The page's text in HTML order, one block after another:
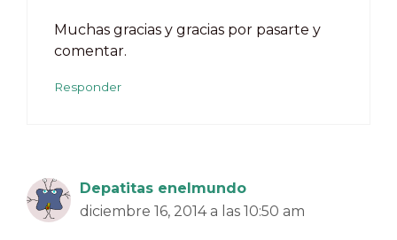
Muchas gracias y gracias por pasarte y
comentar.
Responder
Depatitas enelmundo
diciembre 16, 2014 a las 10:50 am